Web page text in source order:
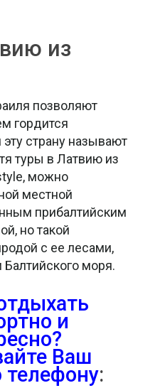
из
позволяют
гордится
страну называют
туры в Латвию из
можно
местной
прибалтийским
но такой
с ее лесами,
моря.
и
Ваш
: